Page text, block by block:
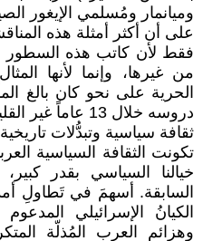
وميانمار ومُسلمي الإيغور
على أن أكثر أمثلة هذه
فقط لأن كاتب هذه السطور
من غيرها، وإنما لأنها
الحرية على نحو كان بالغ
دروسه خلال 13 عاماً غير القليل.
ثقافة سياسية وتبدُّلات تاريخية
تكونت الثقافة السياسية
خيالنا السياسي بقدر
السابقة. أسهمَ في تَطاولِ
الكيانُ الإسرائيلي
وهزائم العرب المُذلّة